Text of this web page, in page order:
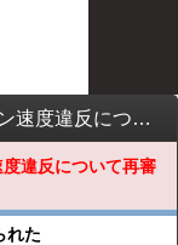
アルピーヌ、F1モナコGPのピットレーン速度違反について再審請求
違反について再審
れた